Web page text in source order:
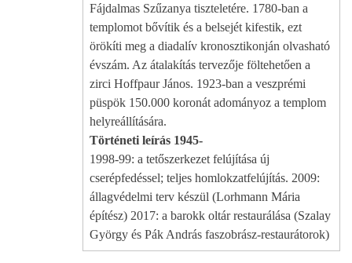
Fájdalmas Szűzanya tiszteletére. 1780-ban a
templomot bővítik és a belsejét kifestik, ezt
örökíti meg a diadalív kronosztikonján olvasható
évszám. Az átalakítás tervezője föltehetően a
zirci Hoffpaur János. 1923-ban a veszprémi
püspök 150.000 koronát adományoz a templom
helyreállítására.
Történeti leírás 1945-
1998-99: a tetőszerkezet felújítása új
cserépfedéssel; teljes homlokzatfelújítás. 2009:
állagvédelmi terv készül (Lorhmann Mária
építész) 2017: a barokk oltár restaurálása (Szalay
György és Pák András faszobrász-restaurátorok)